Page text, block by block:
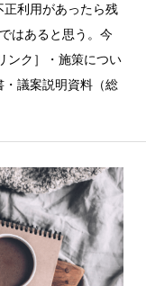
利用があったら残
はあると思う。今
ンク］・施策につい
議案説明資料（総